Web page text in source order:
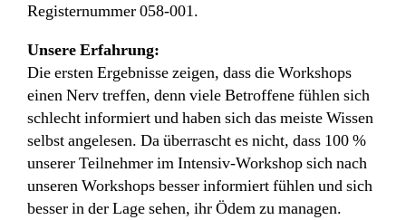
Registernummer 058-001.
Unsere Erfahrung:
Die ersten Ergebnisse zeigen, dass die Workshops
einen Nerv treffen, denn viele Betroffene fühlen sich
schlecht informiert und haben sich das meiste Wissen
selbst angelesen. Da überrascht es nicht, dass 100 %
unserer Teilnehmer im Intensiv-Workshop sich nach
unseren Workshops besser informiert fühlen und sich
besser in der Lage sehen, ihr Ödem zu managen.